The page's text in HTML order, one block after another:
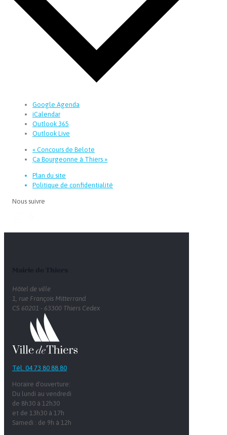
Google Agenda
iCalendar
Outlook 365
Outlook Live
« Concours de Belote
Ça Bourgeonne à Thiers »
Plan du site
Politique de confidentialité
Nous suivre
Hôtel de ville
1, rue François Mitterrand
CS 60201 - 63300 Thiers Cedex
Tél. 04 73 80 88 80
Horaire d'ouverture:
Du lundi au vendredi
de 8h30 à 12h30
et de 13h30 à 17h
Samedi : de 9h à 12h